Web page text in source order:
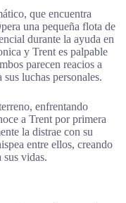
que encuentra
una pequeña flota de
durante la ayuda en
y Trent es palpable
parecen reacios a
luchas personales.
enfrentando
a Trent por primera
la distrae con su
entre ellos, creando
sus vidas.